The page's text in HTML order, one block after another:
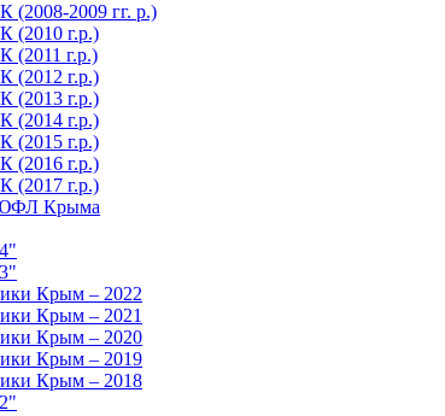
2009 гг. р.)
(2010 г.р.)
(2011 г.р.)
(2012 г.р.)
(2013 г.р.)
(2014 г.р.)
(2015 г.р.)
(2016 г.р.)
(2017 г.р.)
Крыма
Крым – 2022
Крым – 2021
Крым – 2020
Крым – 2019
Крым – 2018